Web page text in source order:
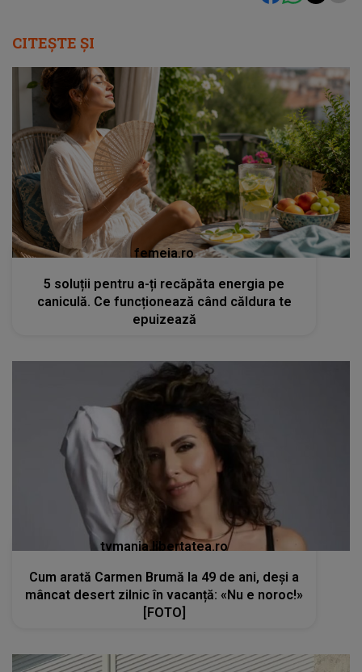
CITEȘTE ȘI
femeia.ro
5 soluții pentru a-ți recăpăta energia pe
caniculă. Ce funcționează când căldura te
epuizează
tvmania.libertatea.ro
Cum arată Carmen Brumă la 49 de ani, deși a
mâncat desert zilnic în vacanță: «Nu e noroc!»
[FOTO]